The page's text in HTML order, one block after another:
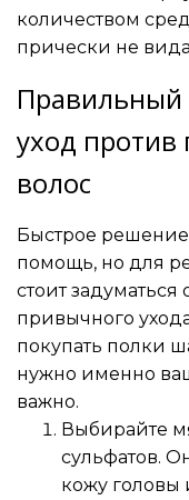
количеством
прически не
уход против
волос
Быстрое решение
помощь, но для
стоит
привычного
покупать полки
нужно именно
важно.
Выбирайте
сульфатов.
кожу головы